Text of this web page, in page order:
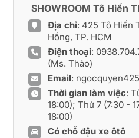
SHOWROOM Tô Hiến
Địa chỉ: 425 Tô Hiến
Hồng, TP. HCM
Điện thoại:
(Ms. Thảo)
Email:
Thời gian làm việc:
18:00); Thứ 7 (7:30 -
18:00)
Có chỗ đậu xe ôtô